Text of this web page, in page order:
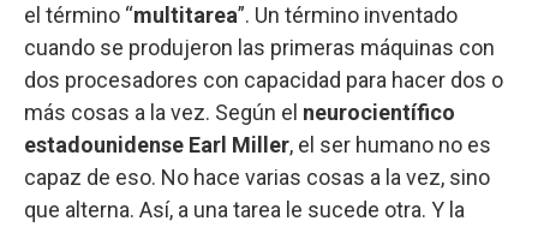
el término “multitarea”. Un término inventado
cuando se produjeron las primeras máquinas con
dos procesadores con capacidad para hacer dos o
más cosas a la vez. Según el neurocientífico
estadounidense Earl Miller, el ser humano no es
capaz de eso. No hace varias cosas a la vez, sino
que alterna. Así, a una tarea le sucede otra. Y la